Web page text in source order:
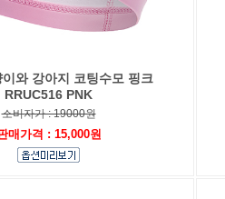
와 강아지 코팅수모 핑크
RRUC516 PNK
소비자가 : 19000원
매가격 : 15,000원